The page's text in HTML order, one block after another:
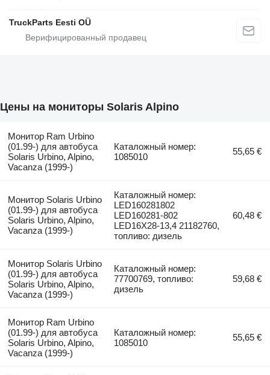
TruckParts Eesti OÜ
Цены на мониторы Solaris Alpino
Монитор Ram Urbino
(01.99-) для автобуса
Solaris Urbino, Alpino,
Vacanza (1999-)
Каталожный номер:
1085010
55,65 €
Монитор Solaris Urbino
(01.99-) для автобуса
Solaris Urbino, Alpino,
Vacanza (1999-)
Каталожный номер:
LED160281802
LED160281-802
LED16X28-13,4 21182760,
топливо: дизель
60,48 €
Монитор Solaris Urbino
(01.99-) для автобуса
Solaris Urbino, Alpino,
Vacanza (1999-)
Каталожный номер:
77700769, топливо:
дизель
59,68 €
Монитор Ram Urbino
(01.99-) для автобуса
Solaris Urbino, Alpino,
Vacanza (1999-)
Каталожный номер:
1085010
55,65 €